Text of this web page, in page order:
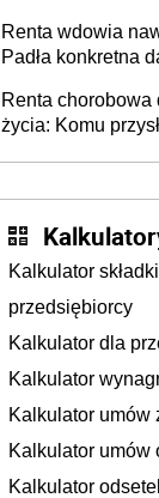
Renta wdowia
Padła konkretna
Renta chorobowa
życia: Komu
Kalkulator
przedsiębiorcy
Kalkulator dla
Kalkulator
Kalkulator umów
Kalkulator umów
Kalkulator